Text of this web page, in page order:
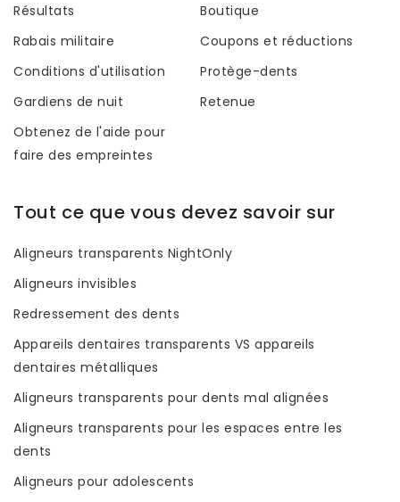
Résultats
Boutique
Rabais militaire
Coupons et réductions
Conditions d'utilisation
Protège-dents
Gardiens de nuit
Retenue
Obtenez de l'aide pour
faire des empreintes
Tout ce que vous devez savoir sur
Aligneurs transparents NightOnly
Aligneurs invisibles
Redressement des dents
Appareils dentaires transparents VS appareils
dentaires métalliques
Aligneurs transparents pour dents mal alignées
Aligneurs transparents pour les espaces entre les
dents
Aligneurs pour adolescents